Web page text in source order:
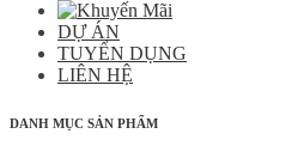
DỰ ÁN
TUYỂN DỤNG
LIÊN HỆ
DANH MỤC SẢN PHẨM